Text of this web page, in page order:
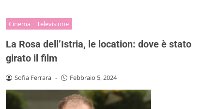
Cinema Televisione
La Rosa dell’Istria, le location: dove è stato
girato il film
Sofia Ferrara - Febbraio 5, 2024